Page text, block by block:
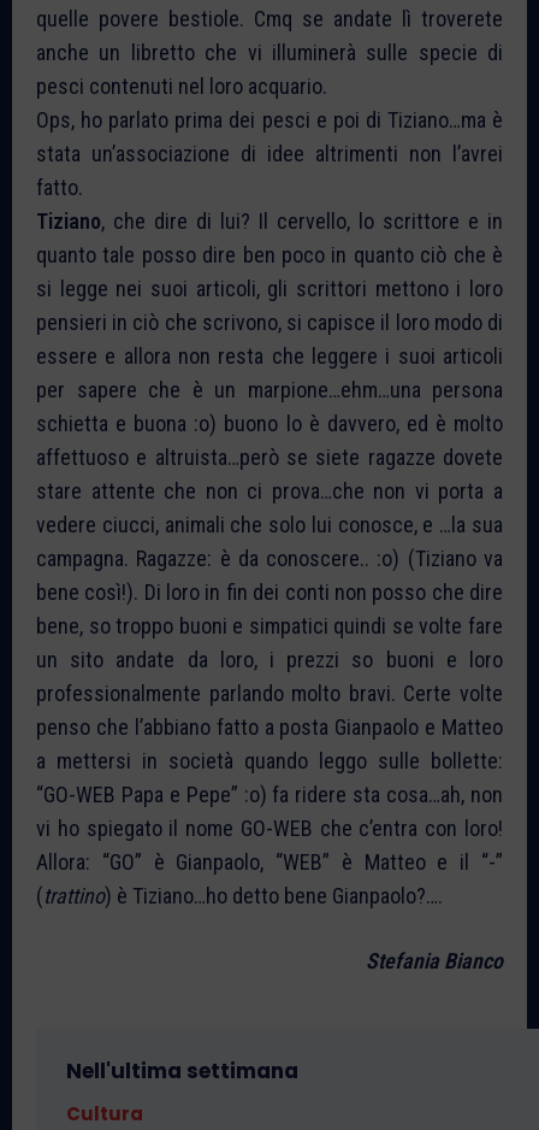
quelle povere bestiole. Cmq se andate lì troverete
anche un libretto che vi illuminerà sulle specie di
pesci contenuti nel loro acquario.
Ops, ho parlato prima dei pesci e poi di Tiziano…ma è
stata un’associazione di idee altrimenti non l’avrei
fatto.
Tiziano, che dire di lui? Il cervello, lo scrittore e in
quanto tale posso dire ben poco in quanto ciò che è
si legge nei suoi articoli, gli scrittori mettono i loro
pensieri in ciò che scrivono, si capisce il loro modo di
essere e allora non resta che leggere i suoi articoli
per sapere che è un marpione…ehm…una persona
schietta e buona :o) buono lo è davvero, ed è molto
affettuoso e altruista…però se siete ragazze dovete
stare attente che non ci prova…che non vi porta a
vedere ciucci, animali che solo lui conosce, e …la sua
campagna. Ragazze: è da conoscere.. :o) (Tiziano va
bene così!). Di loro in fin dei conti non posso che dire
bene, so troppo buoni e simpatici quindi se volte fare
un sito andate da loro, i prezzi so buoni e loro
professionalmente parlando molto bravi. Certe volte
penso che l’abbiano fatto a posta Gianpaolo e Matteo
a mettersi in società quando leggo sulle bollette:
“GO-WEB Papa e Pepe” :o) fa ridere sta cosa…ah, non
vi ho spiegato il nome GO-WEB che c’entra con loro!
Allora: “GO” è Gianpaolo, “WEB” è Matteo e il “-”
(trattino) è Tiziano…ho detto bene Gianpaolo?….
Stefania Bianco
Nell'ultima settimana
Cultura